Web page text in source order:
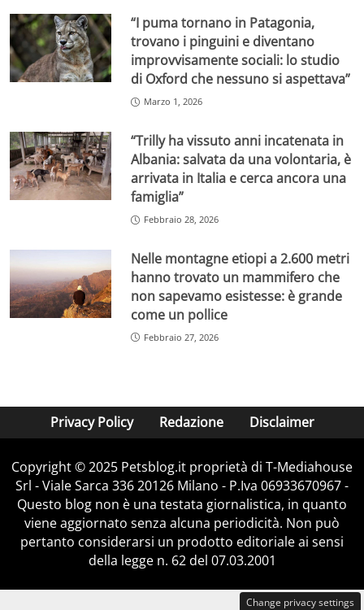
“I puma tornano in Patagonia,
trovano i pinguini e diventano
improvvisamente sociali: lo studio
di Oxford che nessuno si aspettava”
Marzo 1, 2026
“Trilly ha vissuto anni incatenata in
Albania: salvata da una volontaria, è
arrivata in Italia e cerca ancora una
famiglia”
Febbraio 28, 2026
Nelle montagne etiopi a 2.600 metri
hanno trovato un mammifero che
non sapevamo esistesse: è grande
come un pollice
Febbraio 27, 2026
Privacy Policy Redazione Disclaimer
Copyright © 2025 Petsblog.it proprietà di T-Mediahouse
Srl - Viale Sarca 336 20126 Milano - P.Iva 06933670967 -
Questo blog non è una testata giornalistica, in quanto
viene aggiornato senza alcuna periodicità. Non può
pertanto considerarsi un prodotto editoriale ai sensi
della legge n. 62 del 07.03.2001
Change privacy settings